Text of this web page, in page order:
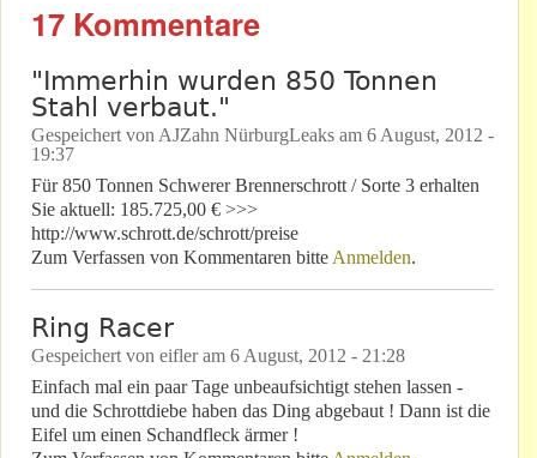
17 Kommentare
"Immerhin wurden 850 Tonnen
Stahl verbaut."
Gespeichert von AJZahn NürburgLeaks am 6 August, 2012 -
19:37
Für 850 Tonnen Schwerer Brennerschrott / Sorte 3 erhalten
Sie aktuell: 185.725,00 € >>>
http://www.schrott.de/schrott/preise
Zum Verfassen von Kommentaren bitte Anmelden.
Ring Racer
Gespeichert von eifleram 6 August, 2012 - 21:28
Einfach mal ein paar Tage unbeaufsichtigt stehen lassen -
und die Schrottdiebe haben das Ding abgebaut ! Dann ist die
Eifel um einen Schandfleck ärmer !